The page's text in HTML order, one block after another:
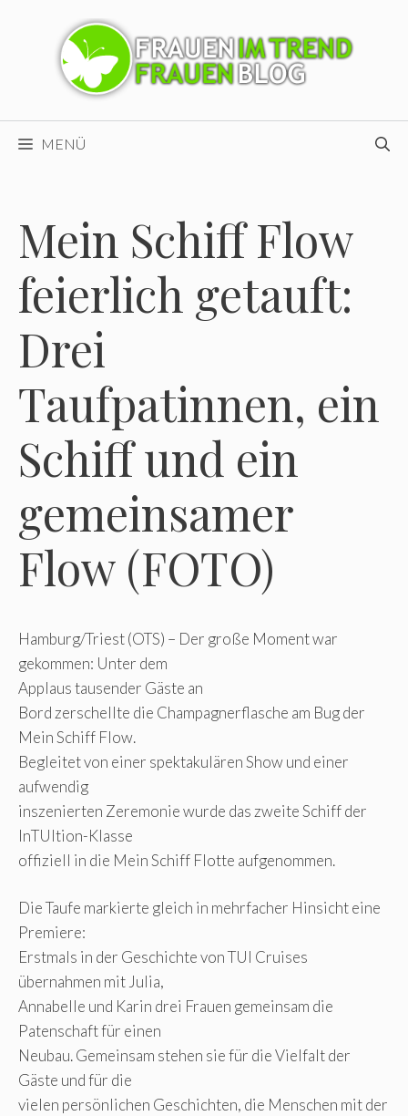
MENÜ
Mein Schiff Flow
feierlich getauft:
Drei
Taufpatinnen, ein
Schiff und ein
gemeinsamer
Flow (FOTO)
Hamburg/Triest (OTS) – Der große Moment war
gekommen: Unter dem
Applaus tausender Gäste an
Bord zerschellte die Champagnerflasche am Bug der
Mein Schiff Flow.
Begleitet von einer spektakulären Show und einer
aufwendig
inszenierten Zeremonie wurde das zweite Schiff der
InTUItion-Klasse
offiziell in die Mein Schiff Flotte aufgenommen.
Die Taufe markierte gleich in mehrfacher Hinsicht eine
Premiere:
Erstmals in der Geschichte von TUI Cruises
übernahmen mit Julia,
Annabelle und Karin drei Frauen gemeinsam die
Patenschaft für einen
Neubau. Gemeinsam stehen sie für die Vielfalt der
Gäste und für die
vielen persönlichen Geschichten, die Menschen mit der